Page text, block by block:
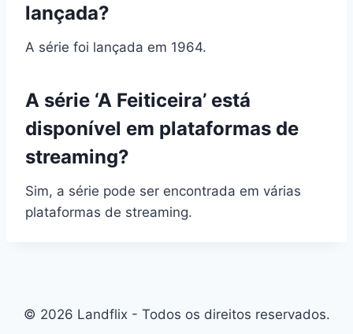
lançada?
A série foi lançada em 1964.
A série ‘A Feiticeira’ está
disponível em plataformas de
streaming?
Sim, a série pode ser encontrada em várias
plataformas de streaming.
© 2026 Landflix - Todos os direitos reservados.